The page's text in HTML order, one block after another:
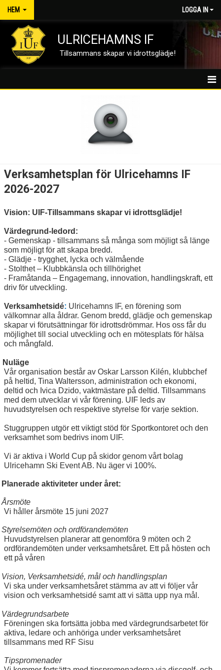
HEM LOGGA IN
ULRICEHAMNS IF
Tillsammans skapar vi idrottsglädje!
POLICYDOKUMENT
KLUBBINFORMATION
UIF-STUGAN
STADGAR
RUTINBESKRIVNINGAR
MEDLEMSKAP
KALENDER/AKTIVITETER I UIF
DOKUMENT
TIPSPROMENADER
WEBSHOP
VACCINERA KLUBBEN
Verksamhetsplan för Ulricehamns IF
2026-2027
Vision: UIF-Tillsammans skapar vi idrottsglädje!
Värdegrund-ledord:
- Gemenskap - tillsammans så många som möjligt så länge
som möjligt för att skapa bredd.
- Glädje - trygghet, lycka och välmående
- Stolthet – Klubbkänsla och tillhörighet
- Framåtanda – Engagemang, innovation, handlingskraft, ett
driv för utveckling.
Verksamhetsidé: Ulricehamns IF, en förening som
välkomnar alla åldrar. Genom bredd, glädje och gemenskap
skapar vi förutsättningar för idrottsdrömmar. Hos oss får du
möjlighet till social utveckling och en mötesplats för hälsa
och mångfald.
Nuläge
Vår organisation består av Oskar Larsson Kilén, klubbchef
på heltid, Tina Waltersson, administration och ekonomi,
deltid och Ivica Dzido, vaktmästare på deltid. Tillsammans
med dem utvecklar vi vår förening. UIF leds av
huvudstyrelsen och respektive styrelse för varje sektion.
Stuggruppen utgör ett viktigt stöd för Sportkontoret och den
verksamhet som bedrivs inom UIF.
Vi är aktiva i World Cup på skidor genom vårt bolag
Ulricehamn Ski Event AB. Nu äger vi 100%.
Planerade aktiviteter under året:
Årsmöte
Vi håller årsmöte 15 juni 2027
Styrelsemöten och ordförandemöten
Huvudstyrelsen planerar att genomföra 9 möten och 2
ordförandemöten under verksamhetsåret. Ett på hösten och
ett på våren
Vision, Verksamhetsidé, mål och handlingsplan
Vi ska under verksamhetsåret stämma av att vi följer vår
vision och verksamhetsidé samt att vi sätta upp nya mål.
Värdegrundsarbete
Föreningen ska fortsätta jobba med värdegrundsarbetet för
aktiva, ledare och anhöriga under verksamhetsåret
tillsammans med RF Sisu
Tipspromenader